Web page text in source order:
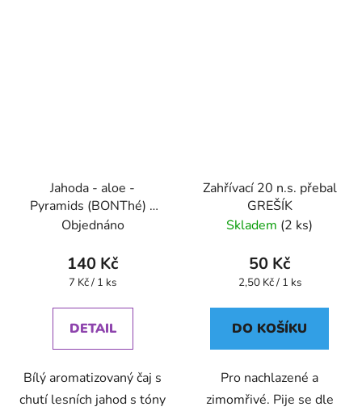
Jahoda - aloe -
Pyramids (BONThé) -
Oxalis
Objednáno
140 Kč
Měrná
7 Kč / 1 ks
DETAIL
Bílý aromatizovaný čaj s
chutí lesních jahod s tóny
Zahřívací 20 n.s. přebal
GREŠÍK
Skladem (2 ks)
50 Kč
Měrná
2,50 Kč / 1 ks
DO KOŠÍKU
Pro nachlazené a
zimomřivé. Pije se dle